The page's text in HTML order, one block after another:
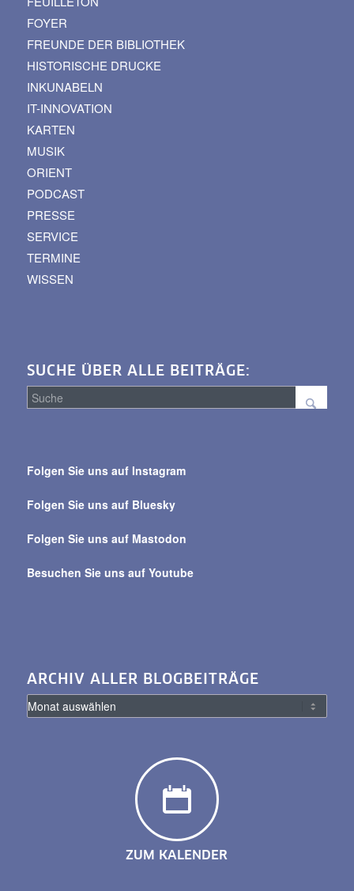
FOYER
FREUNDE DER BIBLIOTHEK
HISTORISCHE DRUCKE
INKUNABELN
IT-INNOVATION
KARTEN
MUSIK
ORIENT
PODCAST
PRESSE
SERVICE
TERMINE
WISSEN
SUCHE ÜBER ALLE BEITRÄGE:
alle
Folgen Sie uns auf Instagram
Folgen Sie uns auf Bluesky
Folgen Sie uns auf Mastodon
Besuchen Sie uns auf Youtube
ARCHIV ALLER BLOGBEITRÄGE
ZUM KALENDER